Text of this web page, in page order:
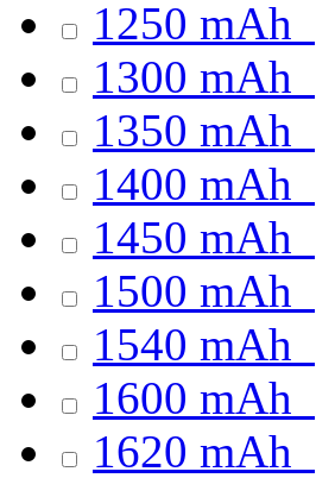
1250 mAh
1300 mAh
1350 mAh
1400 mAh
1450 mAh
1500 mAh
1540 mAh
1600 mAh
1620 mAh